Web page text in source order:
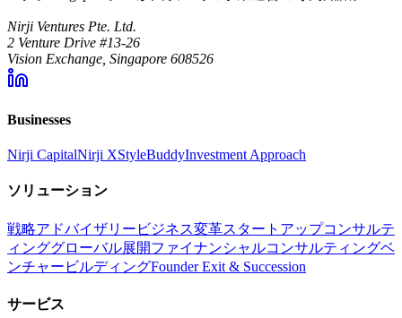
Nirji Ventures Pte. Ltd.
2 Venture Drive #13-26
Vision Exchange, Singapore 608526
Businesses
Nirji CapitalNirji XStyleBuddyInvestment Approach
ソリューション
戦略アドバイザリー ビジネス変革スタートアップコンサルテ
ィンググローバル展開ファイナンシャルコンサルティングベ
ンチャービルディングFounder Exit & Succession
サービス